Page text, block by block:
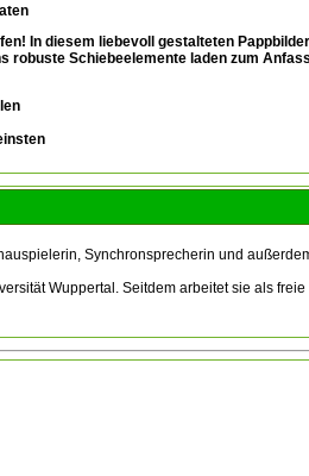
In diesem liebevoll gestalteten
Schiebeelemente laden zum
Synchronsprecherin und
Wuppertal. Seitdem arbeitet sie als